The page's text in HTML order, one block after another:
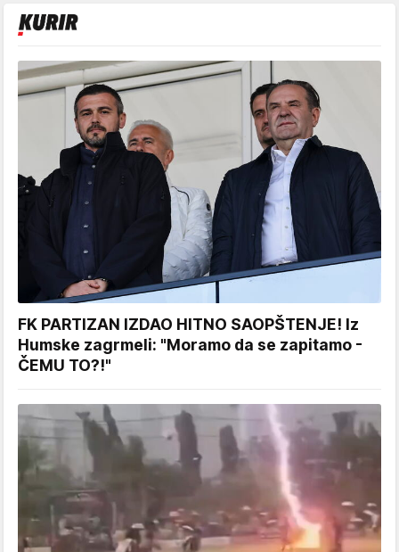
FK PARTIZAN IZDAO HITNO SAOPŠTENJE! Iz
Humske zagrmeli: "Moramo da se zapitamo -
ČEMU TO?!"